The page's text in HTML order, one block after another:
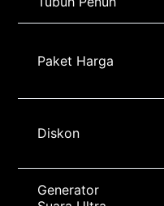
Paket Harga
Diskon
Generator